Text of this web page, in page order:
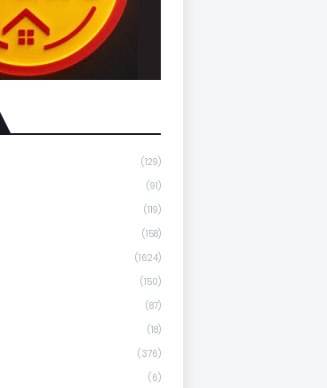
(129)
(91)
(119)
(158)
(1624)
(150)
(87)
(18)
(376)
(6)